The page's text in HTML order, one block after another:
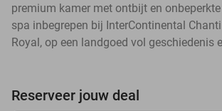
premium kamer met ontbijt en
spa inbegrepen bij InterContinental
Royal, op een landgoed vol geschiedenis
Reserveer jouw deal